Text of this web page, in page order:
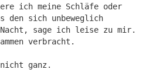
ich meine Schläfe oder
den sich unbeweglich
Nacht, sage ich leise zu mir.
verbracht.
ganz.